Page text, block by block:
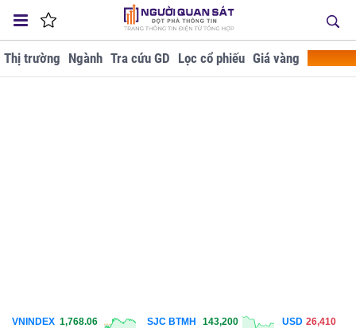
Thị trường Ngành Tra cứu GD Lọc cổ phiếu Giá vàng
VNINDEX 1,768.06
SJC BTMH
143,200
USD 26,410